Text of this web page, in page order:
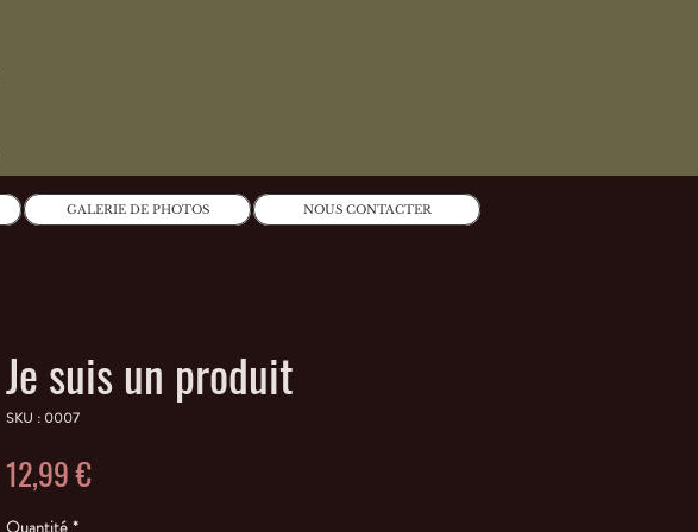
Je suis un produit
SKU : 0007
12,99 €Prix
Quantité *
GALERIE DE PHOTOS NOUS CONTACTER